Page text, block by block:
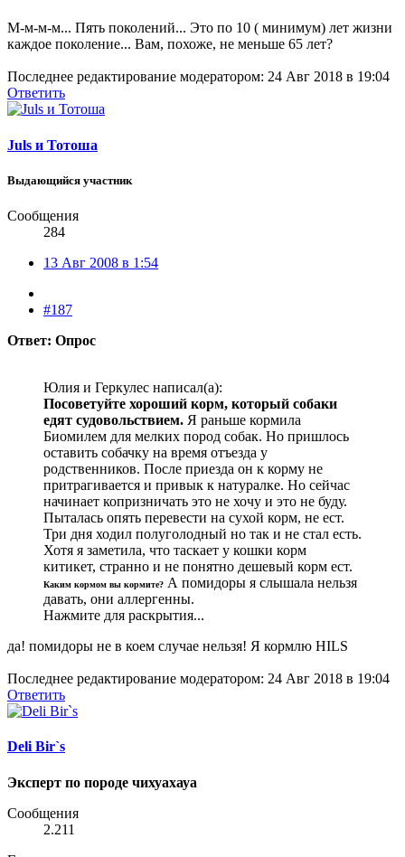
М-м-м-м... Пять поколений... Это по 10 ( минимум) лет жизни
каждое поколение... Вам, похоже, не меньше 65 лет?
Последнее редактирование модератором: 24 Авг 2018 в 19:04
Ответить
Juls и Тотоша
Выдающийся участник
Сообщения
284
13 Авг 2008 в 1:54
#187
Ответ: Опрос
Юлия и Геркулес написал(а):
Посоветуйте хороший корм, который собаки
едят судовольствием. Я раньше кормила
Биомилем для мелких пород собак. Но пришлось
оставить собачку на время отъезда у
родственников. После приезда он к корму не
притрагивается и привык к натуралке. Но сейчас
начинает копризничать это не хочу и это не буду.
Пыталась опять перевести на сухой корм, не ест.
Три дня ходил полуголодный но так и не стал есть.
Хотя я заметила, что таскает у кошки корм
китикет, странно и не понятно дешевый корм ест.
Каким кормом вы кормите? А помидоры я слышала нельзя
давать, они аллергенны.
Нажмите для раскрытия...
да! помидоры не в коем случае нельзя! Я кормлю HILS
Последнее редактирование модератором: 24 Авг 2018 в 19:04
Ответить
Deli Bir`s
Эксперт по породе чихуахауа
Сообщения
2.211